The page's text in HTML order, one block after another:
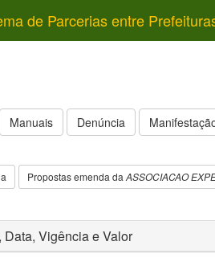
de Parcerias entre
Manuais Denúncia
Propostas emenda da ASSOCIACAO
Data, Vigência e Valor